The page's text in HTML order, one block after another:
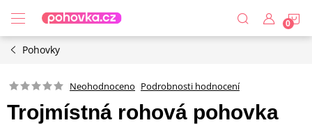
obsah
Pohovky
Neohodnoceno Podrobnosti hodnocení
Trojmístná rohová pohovka